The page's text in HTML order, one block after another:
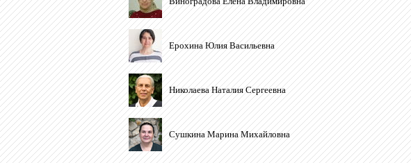
Ерохина Юлия Васильевна
Николаева Наталия Сергеевна
Сушкина Марина Михайловна